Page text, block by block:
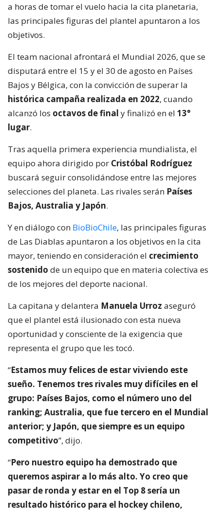
a horas de tomar el vuelo hacia la cita planetaria,
las principales figuras del plantel apuntaron a los
objetivos.
El team nacional afrontará el Mundial 2026, que se
disputará entre el 15 y el 30 de agosto en Países
Bajos y Bélgica, con la convicción de superar la
histórica campaña realizada en 2022, cuando
alcanzó los octavos de final y finalizó en el 13°
lugar.
Tras aquella primera experiencia mundialista, el
equipo ahora dirigido por Cristóbal Rodríguez
buscará seguir consolidándose entre las mejores
selecciones del planeta. Las rivales serán Países
Bajos, Australia y Japón.
Y en diálogo con BioBioChile, las principales figuras
de Las Diablas apuntaron a los objetivos en la cita
mayor, teniendo en consideración el crecimiento
sostenido de un equipo que en materia colectiva es
de los mejores del deporte nacional.
La capitana y delantera Manuela Urroz aseguró
que el plantel está ilusionado con esta nueva
oportunidad y consciente de la exigencia que
representa el grupo que les tocó.
“Estamos muy felices de estar viviendo este
sueño. Tenemos tres rivales muy difíciles en el
grupo: Países Bajos, como el número uno del
ranking; Australia, que fue tercero en el Mundial
anterior; y Japón, que siempre es un equipo
competitivo”, dijo.
“Pero nuestro equipo ha demostrado que
queremos aspirar a lo más alto. Yo creo que
pasar de ronda y estar en el Top 8 sería un
resultado histórico para el hockey chileno,